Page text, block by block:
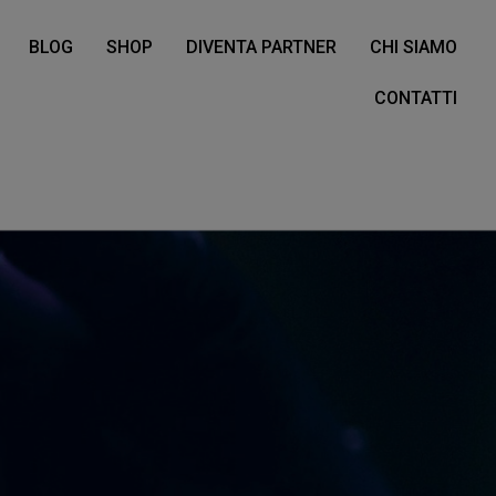
BLOG SHOP DIVENTA PARTNER CHI SIAMO
CONTATTI